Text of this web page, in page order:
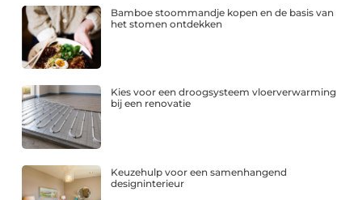
Bamboe stoommandje kopen en de basis van
het stomen ontdekken
Kies voor een droogsysteem vloerverwarming
bij een renovatie
Keuzehulp voor een samenhangend
designinterieur